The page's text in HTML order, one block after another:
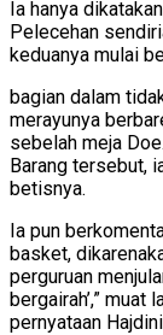
Ia hanya
Pelecehan
keduanya mulai
bagian dalam
merayunya
sebelah meja
Barang tersebut,
betisnya.
Ia pun
basket,
perguruan
bergairah’,” muat
pernyataan